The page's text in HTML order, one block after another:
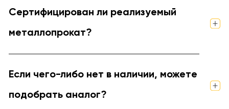
Сертифицирован ли реализуемый
металлопрокат?
Если чего-либо нет в наличии, можете
подобрать аналог?